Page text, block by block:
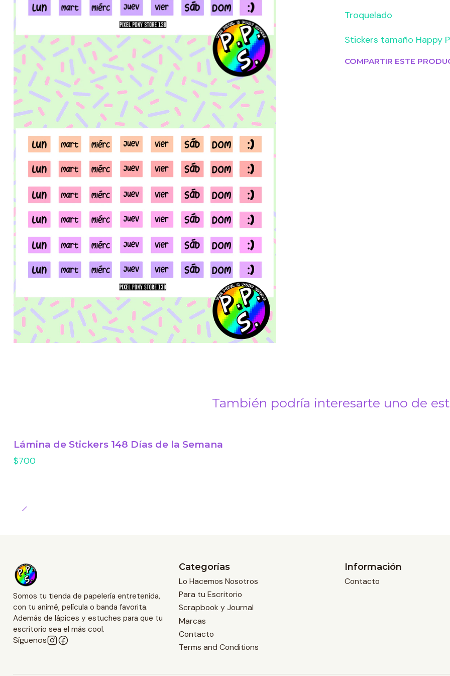
Troquelado
Stickers tamaño Happy
COMPARTIR ESTE
También podría interesarte uno de
Lámina de Stickers 148 Días de la Semana
$700
Somos tu tienda de papelería entretenida,
con tu animé, película o banda favorita.
Además de lápices y estuches para que tu
escritorio sea el más cool.
Síguenos
Categorías
Lo Hacemos Nosotros
Para tu Escritorio
Scrapbook y Journal
Marcas
Contacto
Terms and Conditions
Información
Contacto